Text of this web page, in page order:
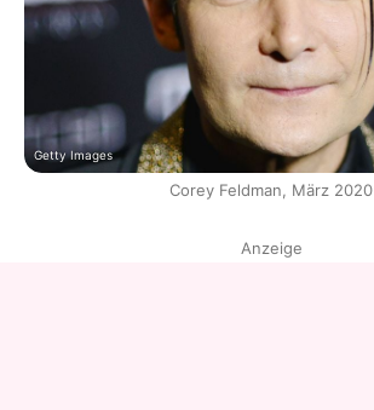
Getty Images
Corey Feldman, März 2020
Anzeige